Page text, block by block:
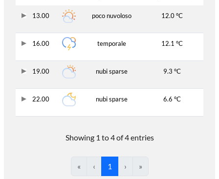
13.00 poco nuvoloso 12.0 °C
16.00 temporale 12.1 °C
19.00 nubi sparse 9.3 °C
22.00 nubi sparse 6.6 °C
Showing 1 to 4 of 4 entries
« ‹ 1 › »